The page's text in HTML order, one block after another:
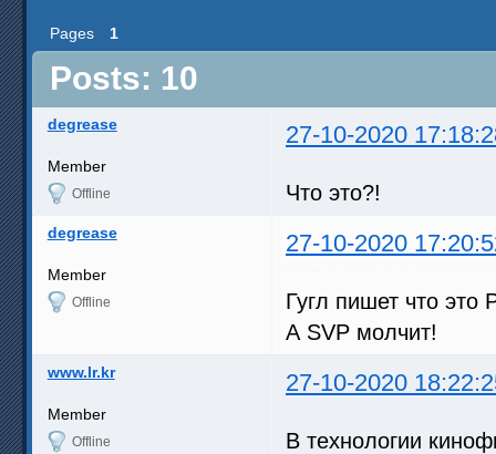
Pages 1
Posts: 10
degrease 27-10-2020
Member
Offline Что это?!
degrease 27-10-2020
Member
Offline
Гугл пишет что это
А SVP молчит!
www.lr.kr 27-10-2020
Member
Offline
В технологии